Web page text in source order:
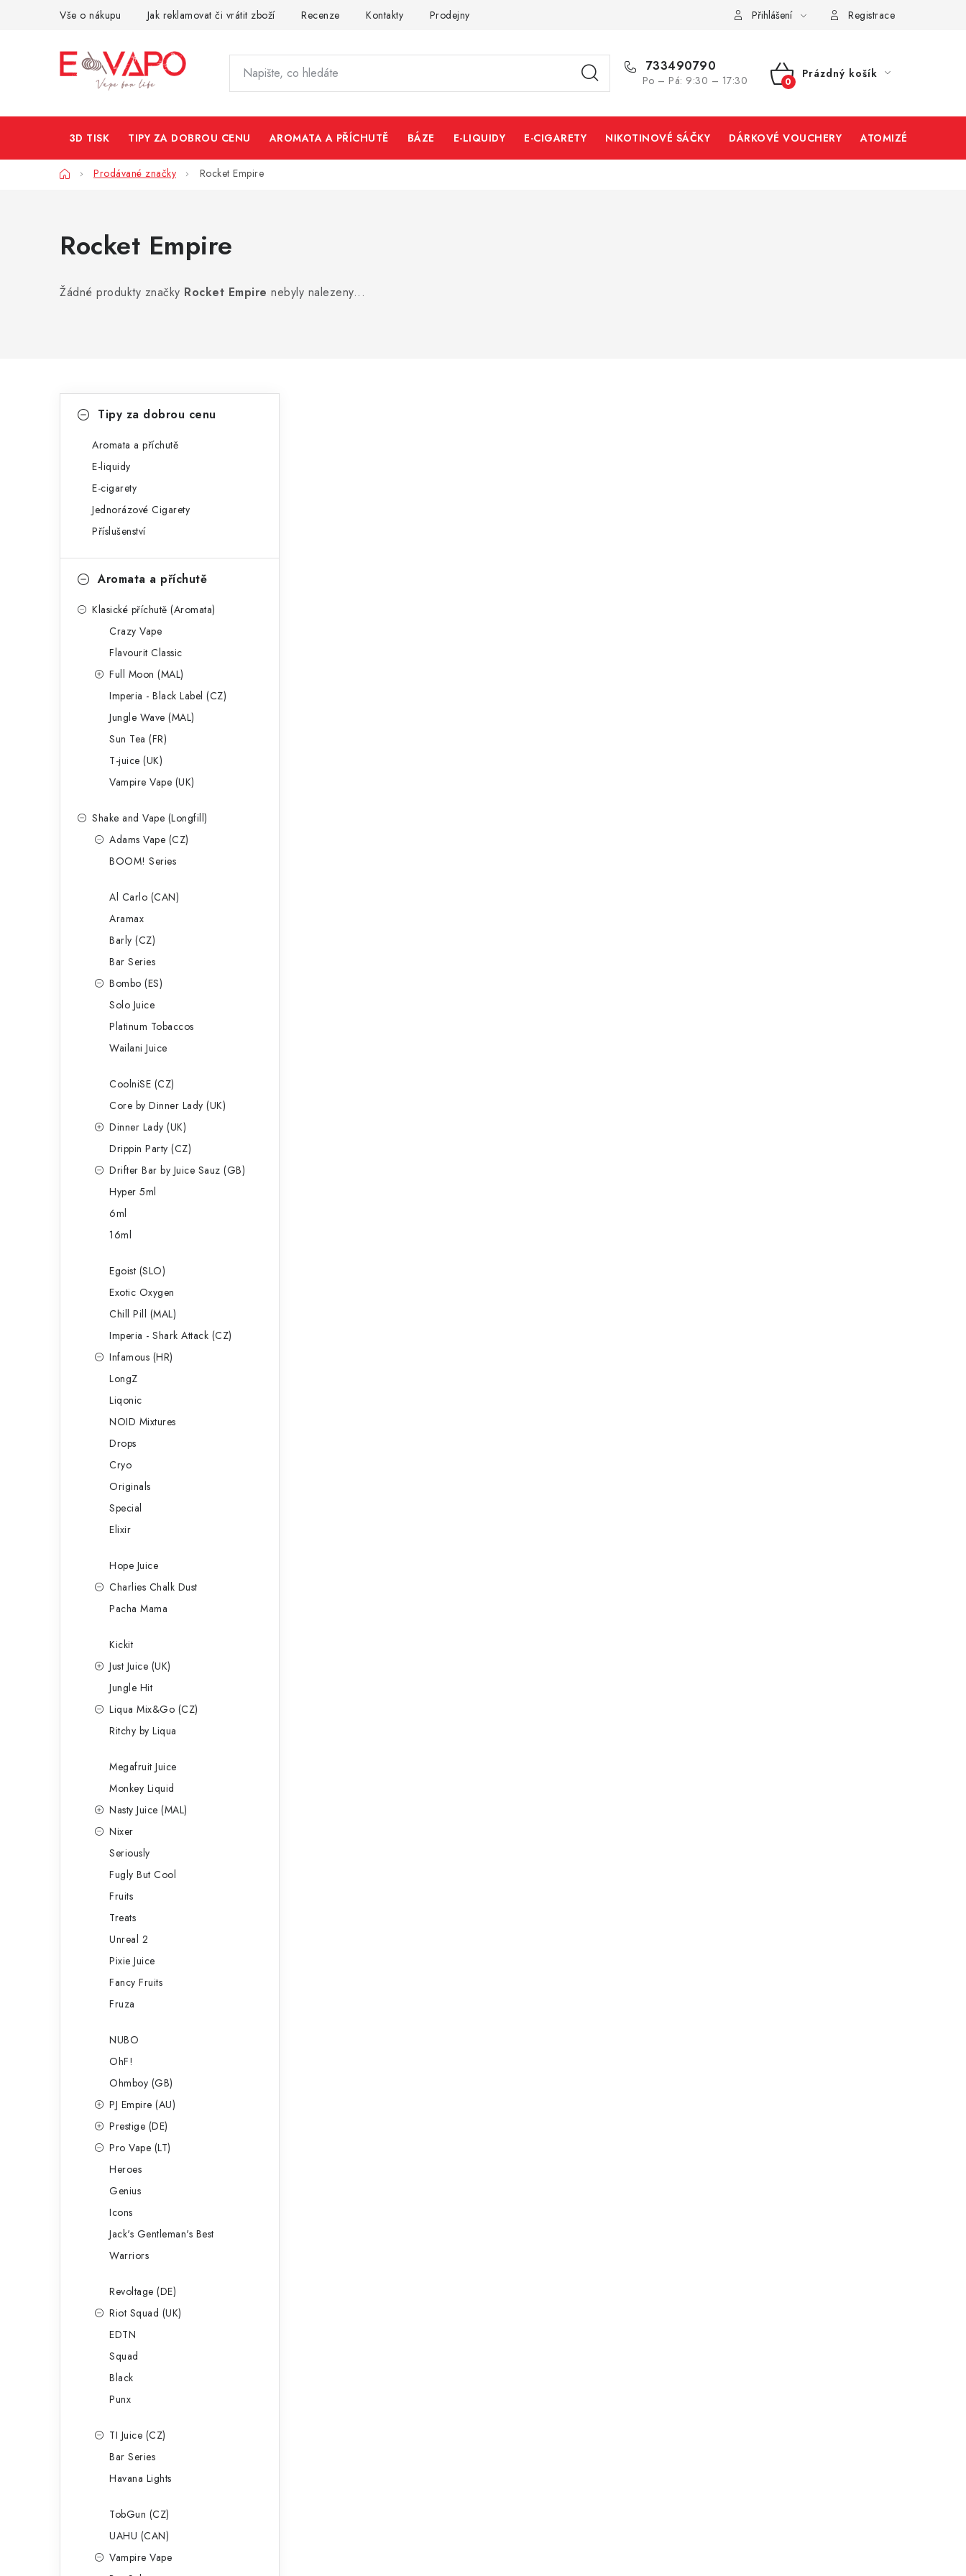
Vše o nákupu Jak reklamovat či vrátit zboží Recenze Kontakty Prodejny Přihlášení Registrace
733490790
Po – Pá: 9:30 – 17:30
NÁKUPNÍ
Prázdný košík
3D TISK TIPY ZA DOBROU CENU AROMATA A PŘÍCHUTĚ BÁZE E-LIQUIDY E-CIGARETY NIKOTINOVÉ SÁČKY DÁRKOVÉ VOUCHERY ATOMIZÉRY A
DomůProdávané značky Rocket Empire
Rocket Empire
Žádné produkty značky Rocket Empire nebyly nalezeny...
kategorieTipy za dobrou cenu
Aromata a příchutě
E-liquidy
E-cigarety
Jednorázové Cigarety
Příslušenství
Aromata a příchutě
Klasické příchutě (Aromata)
Crazy Vape
Flavourit Classic
Full Moon (MAL)
Imperia - Black Label (CZ)
Jungle Wave (MAL)
Sun Tea (FR)
T-juice (UK)
Vampire Vape (UK)
Shake and Vape (Longfill)
Adams Vape (CZ)
BOOM! Series
Al Carlo (CAN)
Aramax
Barly (CZ)
Bar Series
Bombo (ES)
Solo Juice
Platinum Tobaccos
Wailani Juice
CoolniSE (CZ)
Core by Dinner Lady (UK)
Dinner Lady (UK)
Drippin Party (CZ)
Drifter Bar by Juice Sauz (GB)
Hyper 5ml
6ml
16ml
Egoist (SLO)
Exotic Oxygen
Chill Pill (MAL)
Imperia - Shark Attack (CZ)
Infamous (HR)
LongZ
Liqonic
NOID Mixtures
Drops
Cryo
Originals
Special
Elixir
Hope Juice
Charlies Chalk Dust
Pacha Mama
Kickit
Just Juice (UK)
Jungle Hit
Liqua Mix&Go (CZ)
Ritchy by Liqua
Megafruit Juice
Monkey Liquid
Nasty Juice (MAL)
Nixer
Seriously
Fugly But Cool
Fruits
Treats
Unreal 2
Pixie Juice
Fancy Fruits
Fruza
NUBO
OhF!
Ohmboy (GB)
PJ Empire (AU)
Prestige (DE)
Pro Vape (LT)
Heroes
Genius
Icons
Jack's Gentleman's Best
Warriors
Revoltage (DE)
Riot Squad (UK)
EDTN
Squad
Black
Punx
TI Juice (CZ)
Bar Series
Havana Lights
TobGun (CZ)
UAHU (CAN)
Vampire Vape